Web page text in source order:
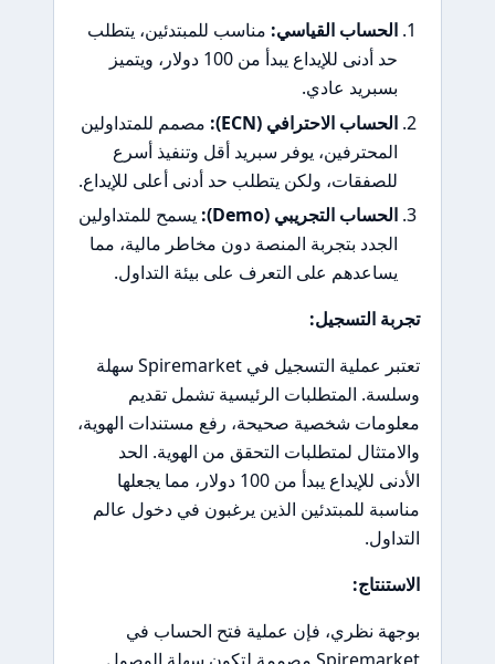
الحساب القياسي: مناسب للمبتدئين، يتطلب
حد أدنى للإيداع يبدأ من 100 دولار، ويتميز
بسبريد عادي.
الحساب الاحترافي (ECN):
مصمم للمتداولين
المحترفين، يوفر سبريد أقل وتنفيذ أسرع
للصفقات، ولكن يتطلب حد أدنى أعلى للإيداع.
الحساب التجريبي (Demo):
يسمح للمتداولين
الجدد بتجربة المنصة دون مخاطر مالية، مما
يساعدهم على التعرف على بيئة التداول.
تجربة التسجيل:
تعتبر عملية التسجيل في Spiremarket سهلة
وسلسة. المتطلبات الرئيسية تشمل تقديم
معلومات شخصية صحيحة، رفع مستندات الهوية،
والامتثال لمتطلبات التحقق من الهوية. الحد
الأدنى للإيداع يبدأ من 100 دولار، مما يجعلها
مناسبة للمبتدئين الذين يرغبون في دخول عالم
التداول.
الاستنتاج:
بوجهة نظري، فإن عملية فتح الحساب في